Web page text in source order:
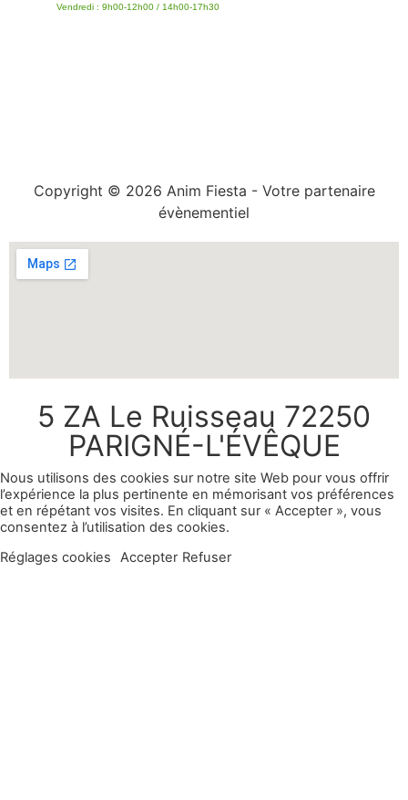
Vendredi : 9h00-12h00 / 14h00-17h30
Copyright © 2026 Anim Fiesta - Votre partenaire
évènementiel
5 ZA Le Ruisseau 72250
PARIGNÉ-L'ÉVÊQUE
Nous utilisons des cookies sur notre site Web pour vous offrir
l’expérience la plus pertinente en mémorisant vos préférences
et en répétant vos visites. En cliquant sur « Accepter », vous
consentez à l’utilisation des cookies.
Réglages cookies
Accepter Refuser